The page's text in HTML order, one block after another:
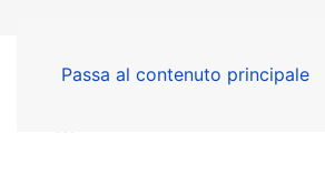
Passa al contenuto principale